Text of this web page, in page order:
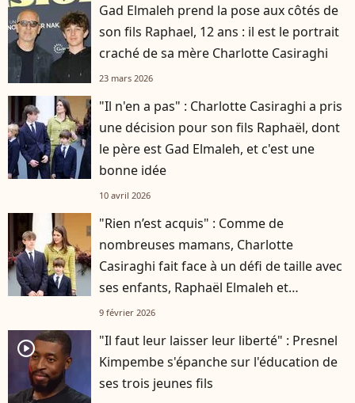
Gad Elmaleh prend la pose aux côtés de
son fils Raphael, 12 ans : il est le portrait
craché de sa mère Charlotte Casiraghi
23 mars 2026
"Il n'en a pas" : Charlotte Casiraghi a pris
une décision pour son fils Raphaël, dont
le père est Gad Elmaleh, et c'est une
bonne idée
10 avril 2026
"Rien n’est acquis" : Comme de
nombreuses mamans, Charlotte
Casiraghi fait face à un défi de taille avec
ses enfants, Raphaël Elmaleh et
Balthazar Rassam
9 février 2026
player2
"Il faut leur laisser leur liberté" : Presnel
Kimpembe s'épanche sur l'éducation de
ses trois jeunes fils